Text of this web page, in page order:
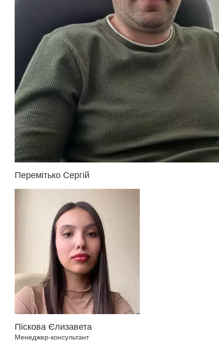
Перемітько Сергій
Піскова Єлизавета
Менеджер-консультант